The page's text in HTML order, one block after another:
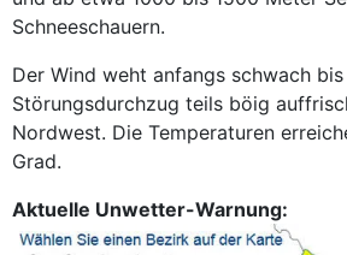
Schneeschauern.
Der Wind weht anfangs schwach
Störungsdurchzug teils böig
Nordwest. Die Temperaturen
Grad.
Aktuelle Unwetter-Warnung: